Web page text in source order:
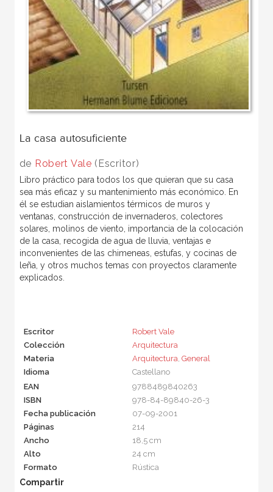
La casa autosuficiente
de Robert Vale (Escritor)
Libro práctico para todos los que quieran que su casa
sea más eficaz y su mantenimiento más económico. En
él se estudian aislamientos térmicos de muros y
ventanas, construcción de invernaderos, colectores
solares, molinos de viento, importancia de la colocación
de la casa, recogida de agua de lluvia, ventajas e
inconvenientes de las chimeneas, estufas, y cocinas de
leña, y otros muchos temas con proyectos claramente
explicados.
Escritor
Robert Vale
Colección
Arquitectura
Materia
Arquitectura, General
Idioma
Castellano
EAN
9788489840263
ISBN
978-84-89840-26-3
Fecha publicación
07-09-2001
Páginas
214
Ancho
18,5 cm
Alto
24 cm
Formato
Rústica